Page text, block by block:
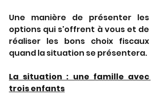
Une manière de présenter les
options qui s'offrent à vous et de
réaliser les bons choix fiscaux
quand la situation se présentera.
La situation : une famille avec
trois enfants